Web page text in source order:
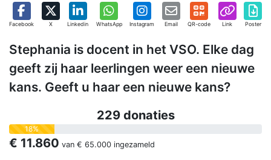
Facebook X Linkedin WhatsApp Instagram Email QR-code Link Poster
Stephania is docent in het VSO. Elke dag
geeft zij haar leerlingen weer een nieuwe
kans. Geeft u haar een nieuwe kans?
229 donaties
18%
€ 11.860 van € 65.000 ingezameld